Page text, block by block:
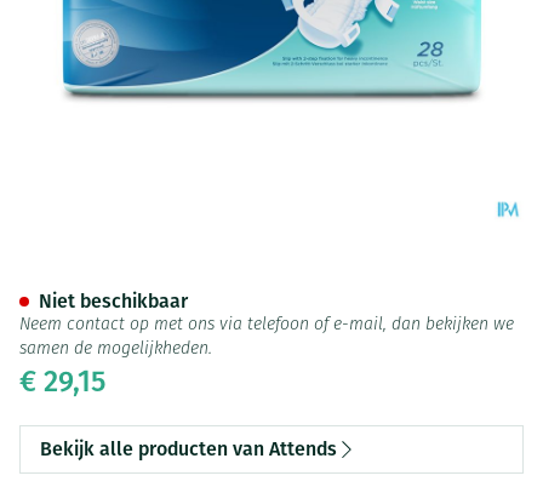
€ 29,15
Niet beschikbaar
Neem contact op met ons via telefoon of e-mail, dan bekijken we
samen de mogelijkheden.
Bekijk alle producten van Attends